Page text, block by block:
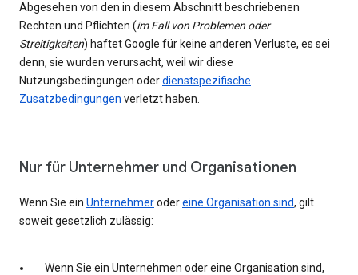
Abgesehen von den in diesem Abschnitt beschriebenen
Rechten und Pflichten (im Fall von Problemen oder
Streitigkeiten) haftet Google für keine anderen Verluste, es sei
denn, sie wurden verursacht, weil wir diese
Nutzungsbedingungen oderdienstspezifische
Zusatzbedingungen verletzt haben.
Nur für Unternehmer und Organisationen
Wenn Sie ein Unternehmerodereine Organisation sind, gilt
soweit gesetzlich zulässig:
Wenn Sie ein Unternehmen oder eine Organisation sind,